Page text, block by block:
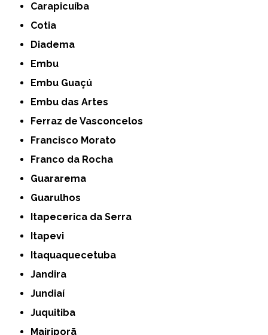
Carapicuíba
Cotia
Diadema
Embu
Embu Guaçú
Embu das Artes
Ferraz de Vasconcelos
Francisco Morato
Franco da Rocha
Guararema
Guarulhos
Itapecerica da Serra
Itapevi
Itaquaquecetuba
Jandira
Jundiaí
Juquitiba
Mairiporã